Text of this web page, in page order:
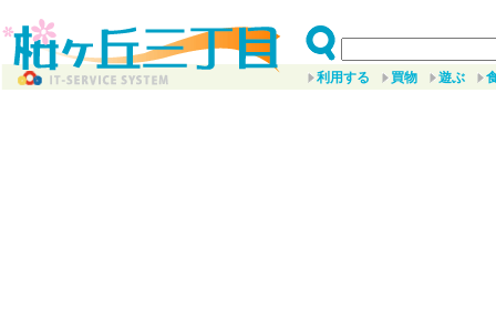
利用する 買物 遊ぶ